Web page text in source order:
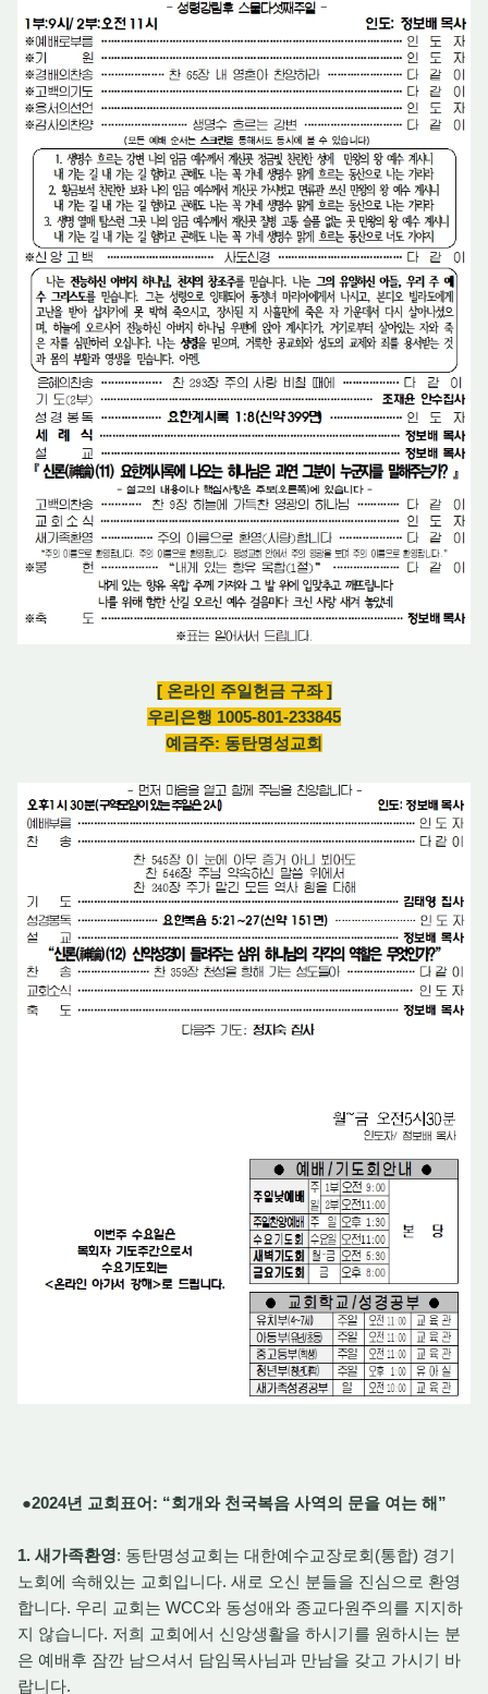
[ 온라인 주일헌금 구좌 ]
우리은행 1005-801-233845
예금주: 동탄명성교회
●2024년 교회표어: “회개와 천국복음 사역의 문을 여는 해”
1. 새가족환영: 동탄명성교회는 대한예수교장로회(통합) 경기
노회에 속해있는 교회입니다. 새로 오신 분들을 진심으로 환영
합니다. 우리 교회는 WCC와 동성애와 종교다원주의를 지지하
지 않습니다. 저희 교회에서 신앙생활을 하시기를 원하시는 분
은 예배후 잠깐 남으셔서 담임목사님과 만남을 갖고 가시기 바
랍니다.